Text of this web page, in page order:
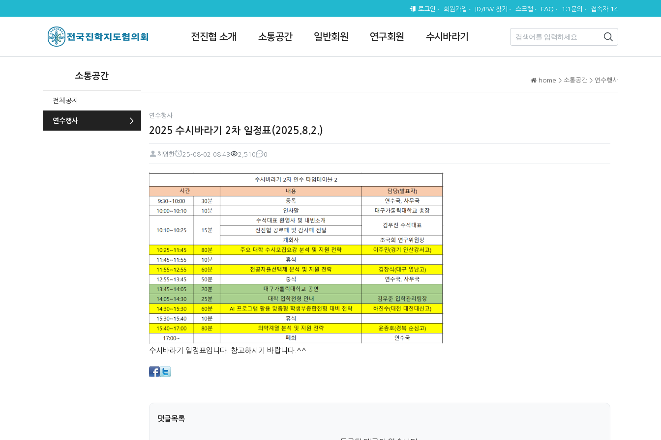
로그인 회원가입 ID/PW 찾기 스크랩 FAQ 1:1문의 접속자 14
전진협 소개 소통공간 일반회원 연구회원 수시바라기
소통공간
전체공지
연수행사
home > 소통공간 > 연수행사
연수행사
2025 수시바라기 2차 일정표(2025.8.2.)
페이지 정보
최명한
25-08-02 08:43
2,510
0
본문
수시바라기 일정표입니다. 참고하시기 바랍니다.^^
댓글목록